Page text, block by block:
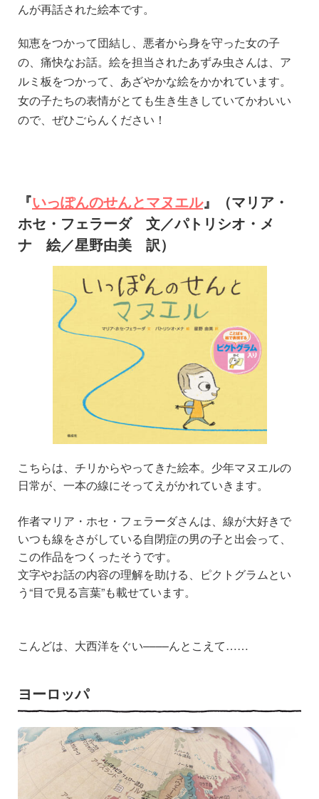
んが再話された絵本です。
知恵をつかって団結し、悪者から身を守った女の子
の、痛快なお話。絵を担当されたあずみ虫さんは、ア
ルミ板をつかって、あざやかな絵をかかれています。
女の子たちの表情がとても生き生きしていてかわいい
ので、ぜひごらんください！
『いっぽんのせんとマヌエル』（マリア・
ホセ・フェラーダ 文／パトリシオ・メ
ナ 絵／星野由美 訳）
こちらは、チリからやってきた絵本。少年マヌエルの
日常が、一本の線にそってえがかれていきます。
作者マリア・ホセ・フェラーダさんは、線が大好きで
いつも線をさがしている自閉症の男の子と出会って、
この作品をつくったそうです。
文字やお話の内容の理解を助ける、ピクトグラムとい
う“目で見る言葉”も載せています。
こんどは、大西洋をぐい––––んとこえて……
ヨーロッパ